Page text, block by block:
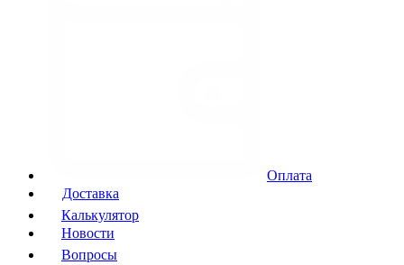
Оплата
Доставка
Калькулятор
Новости
Вопросы